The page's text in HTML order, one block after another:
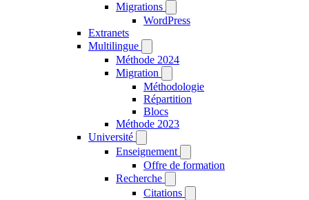
Migrations
WordPress
Extranets
Multilingue
Méthode 2024
Migration
Méthodologie
Répartition
Blocs
Méthode 2023
Université
Enseignement
Offre de formation
Recherche
Citations